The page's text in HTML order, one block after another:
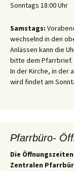
Sonntags 18:00 Uhr
Samstags:
wechselnd in den
Anlässen kann die
bitte dem Pfarrbrief.
In der Kirche, in der
wird findet am
Pfarrbüro-
Die
Zentralen